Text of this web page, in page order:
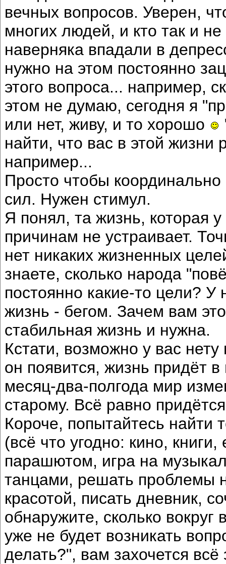
вечных вопросов. Уверен,
многих людей, и кто так и
наверняка впадали в
нужно на этом постоянно
этого вопроса... например,
этом не думаю, сегодня я
или нет, живу, и то хорошо
найти, что вас в этой
например...
Просто чтобы
сил. Нужен стимул.
Я понял, та жизнь, которая
причинам не устраивает.
нет никаких жизненных
знаете, сколько народа
постоянно какие-то цели?
жизнь - бегом. Зачем вам
стабильная жизнь и нужна.
Кстати, возможно у вас
он появится, жизнь придёт
месяц-два-полгода мир
старому. Всё равно
Короче, попытайтесь найти
(всё что угодно: кино,
парашютом, игра на
танцами, решать проблемы
красотой, писать дневник,
обнаружите, сколько вокруг
уже не будет возникать
делать?", вам захочется всё